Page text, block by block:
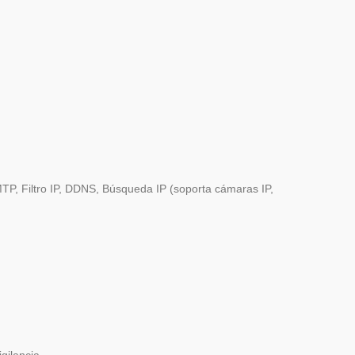
Filtro IP, DDNS, Búsqueda IP (soporta cámaras IP,